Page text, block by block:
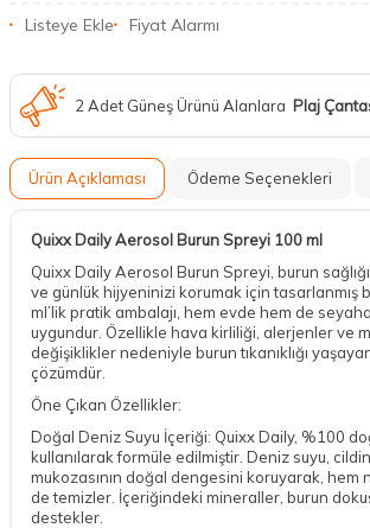
Listeye Ekle Fiyat Alarmı
2 Adet Güneş Ürünü Alanlara Plaj
Ürün Açıklaması Ödeme Seçenekleri
Quixx Daily Aerosol Burun Spreyi 100 ml
Quixx Daily Aerosol Burun Spreyi, burun
ve günlük hijyeninizi korumak için tasarlanmış
ml’lik pratik ambalajı, hem evde hem de
uygundur. Özellikle hava kirliliği, alerjenler ve
değişiklikler nedeniyle burun tıkanıklığı
çözümdür.
Öne Çıkan Özellikler:
Doğal Deniz Suyu İçeriği: Quixx Daily, %100
kullanılarak formüle edilmiştir. Deniz suyu,
mukozasının doğal dengesini koruyarak, hem
de temizler. İçeriğindeki mineraller, burun
destekler.